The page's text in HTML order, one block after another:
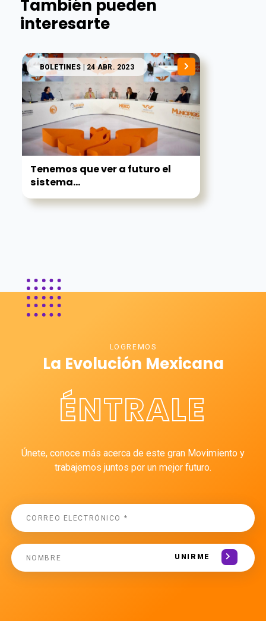
También pueden
interesarte
BOLETINES | 24 ABR. 2023
Tenemos que ver a futuro el
sistema...
LOGREMOS
La Evolución Mexicana
ÉNTRALE
Únete, conoce más acerca de este gran Movimiento y
trabajemos juntos por un mejor futuro.
UNIRME